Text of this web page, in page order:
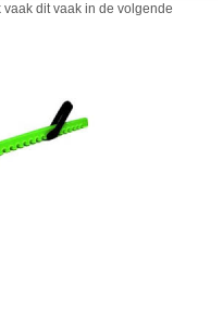
dit vaak in de volgende